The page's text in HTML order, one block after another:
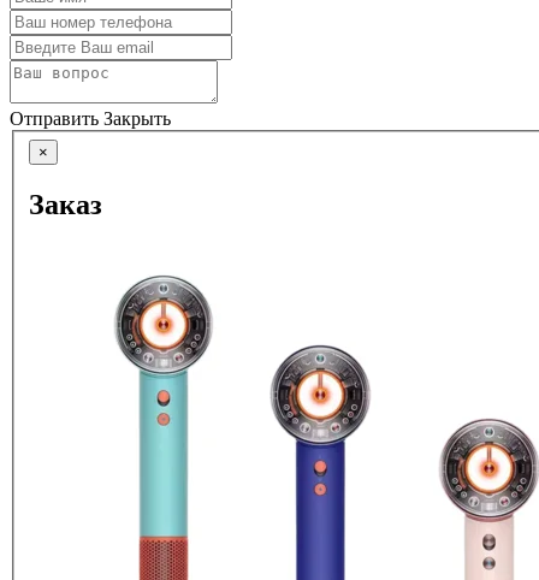
Отправить Закрыть
×
Заказ